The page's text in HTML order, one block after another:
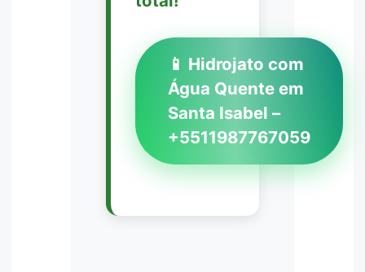
📱 Hidrojato com
Água Quente em
Santa Isabel –
+5511987767059